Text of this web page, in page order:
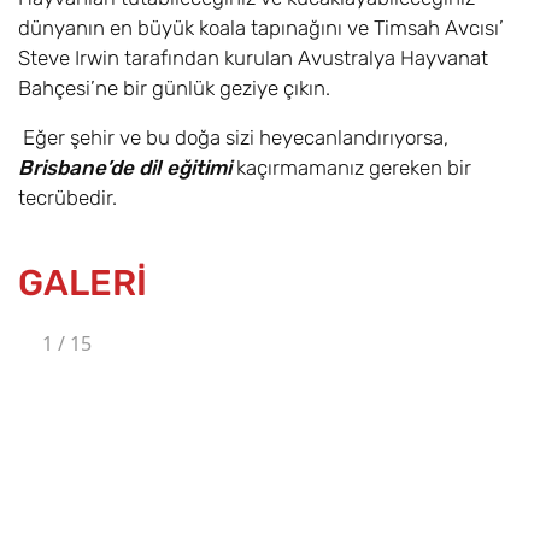
dünyanın en büyük koala tapınağını ve Timsah Avcısı’
Steve Irwin tarafından kurulan Avustralya Hayvanat
Bahçesi’ne bir günlük geziye çıkın.
Eğer şehir ve bu doğa sizi heyecanlandırıyorsa,
Brisbane’de dil eğitimikaçırmamanız gereken bir
tecrübedir.
GALERİ
1 / 15